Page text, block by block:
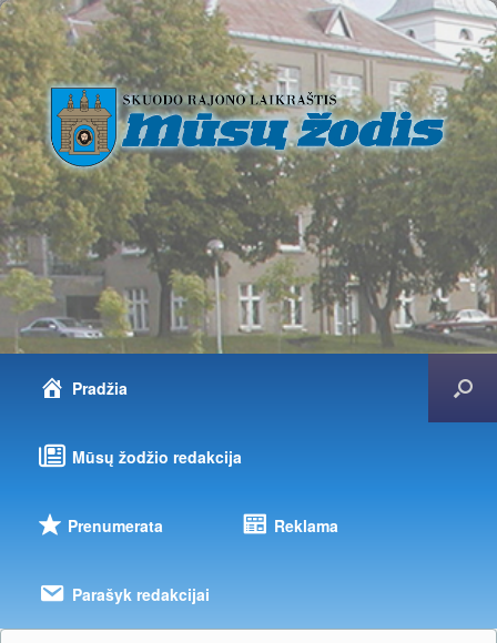
Pradžia
Mūsų žodžio redakcija
Prenumerata Reklama
Parašyk redakcijai